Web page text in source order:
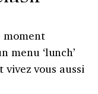
moment
menu ‘lunch’
vivez vous aussi